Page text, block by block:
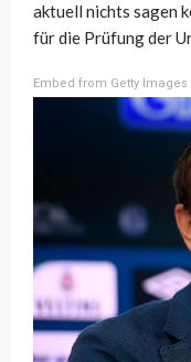
aktuell nichts sagen
für die Prüfung der
Embed from Getty Images